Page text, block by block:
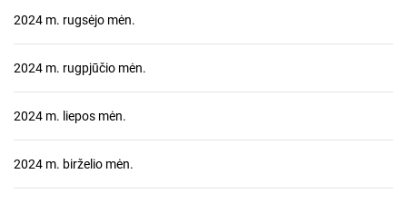
2024 m. rugsėjo mėn.
2024 m. rugpjūčio mėn.
2024 m. liepos mėn.
2024 m. birželio mėn.